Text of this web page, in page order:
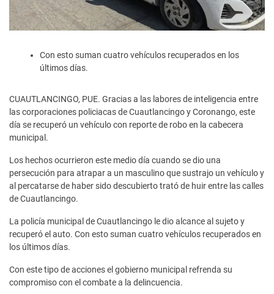
Con esto suman cuatro vehículos recuperados en los
últimos días.
CUAUTLANCINGO, PUE. Gracias a las labores de inteligencia entre
las corporaciones policiacas de Cuautlancingo y Coronango, este
día se recuperó un vehículo con reporte de robo en la cabecera
municipal.
Los hechos ocurrieron este medio día cuando se dio una
persecución para atrapar a un masculino que sustrajo un vehículo y
al percatarse de haber sido descubierto trató de huir entre las calles
de Cuautlancingo.
La policía municipal de Cuautlancingo le dio alcance al sujeto y
recuperó el auto. Con esto suman cuatro vehículos recuperados en
los últimos días.
Con este tipo de acciones el gobierno municipal refrenda su
compromiso con el combate a la delincuencia.